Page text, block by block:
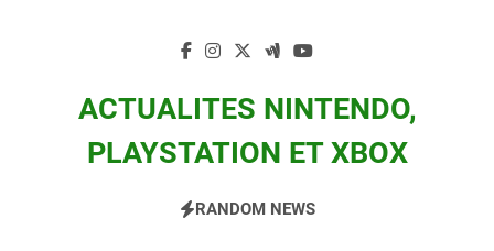
ACTUALITES NINTENDO,
PLAYSTATION ET XBOX
Zelda, Splatoon, Pokemon Entre Autres
RANDOM NEWS